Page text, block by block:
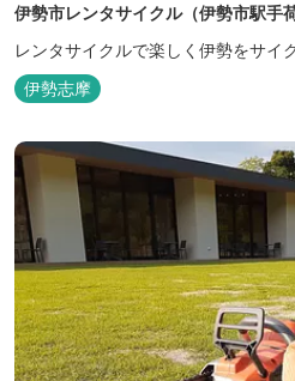
伊勢市レンタサイクル（伊勢市駅手
レンタサイクルで楽しく伊勢をサイ
伊勢志摩